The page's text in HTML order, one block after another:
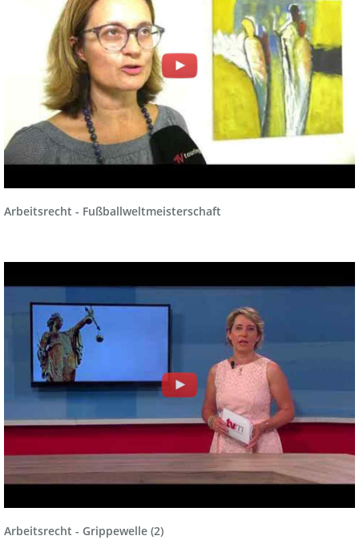
Arbeitsrecht - Fußballweltmeisterschaft
Arbeitsrecht - Grippewelle (2)